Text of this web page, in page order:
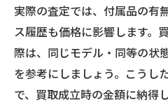
実際の査定では、付属品の有
ス履歴も価格に影響します。
際は、同じモデル・同等の状
を参考にしましょう。こうし
で、買取成立時の金額に納得